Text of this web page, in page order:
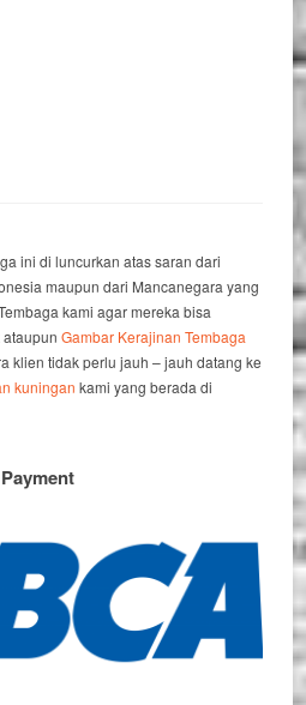
ini di luncurkan atas saran dari
maupun dari Mancanegara yang
kami agar mereka bisa
ataupunGambar Kerajinan Tembaga
klien tidak perlu jauh – jauh datang ke
kuningan kami yang berada di
Payment